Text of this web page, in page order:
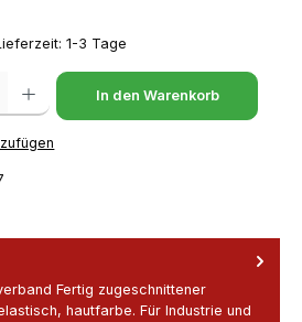
1-3 Tage
gewünschten Wert ein oder benutze die
In den Warenkorb
Fertig zugeschnittener
hautfarbe. Für Industrie und